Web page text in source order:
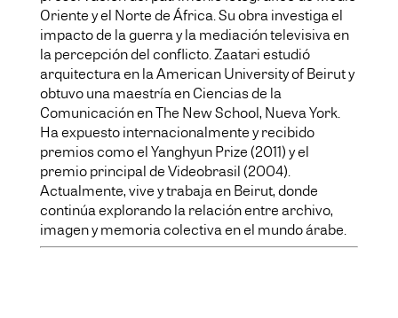
Oriente y el Norte de África. Su obra investiga el
impacto de la guerra y la mediación televisiva en
la percepción del conflicto. Zaatari estudió
arquitectura en la American University of Beirut y
obtuvo una maestría en Ciencias de la
Comunicación en The New School, Nueva York.
Ha expuesto internacionalmente y recibido
premios como el Yanghyun Prize (2011) y el
premio principal de Videobrasil (2004).
Actualmente, vive y trabaja en Beirut, donde
continúa explorando la relación entre archivo,
imagen y memoria colectiva en el mundo árabe.